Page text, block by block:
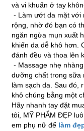
và vi khuẩn ở tay
- Làm ướt da mặt với
rộng, nhờ đó bạn có
ngăn ngừa mụn xuất
khiến da dễ khô hơn.
đánh đều và thoa lên
- Massage nhẹ
dưỡng chất trong sữa
làm sạch da. Sau đó,
khô chúng bằng một
Hãy nhanh tay đặt
tôi, MỸ PHẨM ĐẸP
em phụ nữ để làm